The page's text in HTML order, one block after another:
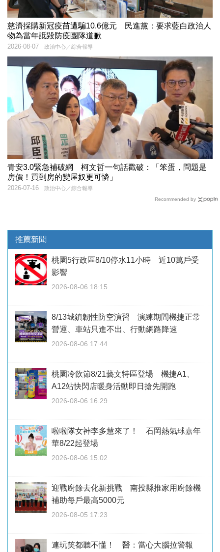
慈濟採購新冠疫苗遭騙10.6億元 民進黨：要求藍白政治人
物為當年詆毀防疫團隊道歉
政治中心／綜合報導
2026-08-07
青安3.0緊急補破網 柯文哲一句話戳破：「笨蛋，問題是
房價！買到房的變屋奴更可憐」
政治中心／綜合報導
2026-07-16
Recommended by
推薦新聞
桃園5行政區8/10停水11小時 近10萬戶受
影響
2026-08-06 18:15
8/13城鎮韌性防空演習 演練期間機捷正常
營運、車站只進不出、行動網路降速
2026-08-06 17:44
桃園冷飲節8/21藝文特區登場 機捷A1、
A12站快閃店暖身活動即日搶先開跑
2026-08-06 16:29
啦啦隊女神李多慧來了！ 石岡熱氣球嘉年
華8/22起登場
2026-08-06 15:02
迎戰廚餘去化新挑戰 南投縣推家用廚餘機
補助每戶最高5000元
2026-08-05 17:23
連玩笑都聽不懂！ 醫：當心大腦拉警報